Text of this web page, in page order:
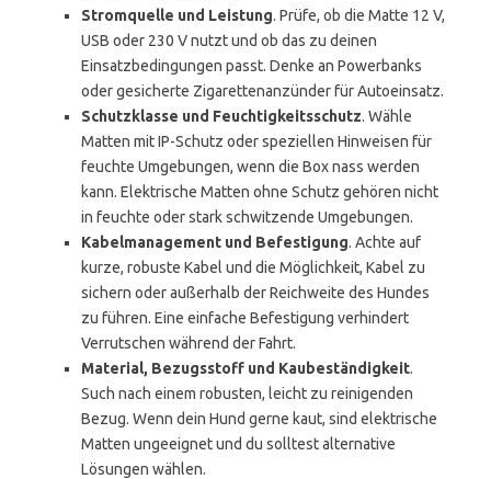
Stromquelle und Leistung. Prüfe, ob die Matte 12 V,
USB oder 230 V nutzt und ob das zu deinen
Einsatzbedingungen passt. Denke an Powerbanks
oder gesicherte Zigarettenanzünder für Autoeinsatz.
Schutzklasse und Feuchtigkeitsschutz. Wähle
Matten mit IP-Schutz oder speziellen Hinweisen für
feuchte Umgebungen, wenn die Box nass werden
kann. Elektrische Matten ohne Schutz gehören nicht
in feuchte oder stark schwitzende Umgebungen.
Kabelmanagement und Befestigung. Achte auf
kurze, robuste Kabel und die Möglichkeit, Kabel zu
sichern oder außerhalb der Reichweite des Hundes
zu führen. Eine einfache Befestigung verhindert
Verrutschen während der Fahrt.
Material, Bezugsstoff und Kaubeständigkeit.
Such nach einem robusten, leicht zu reinigenden
Bezug. Wenn dein Hund gerne kaut, sind elektrische
Matten ungeeignet und du solltest alternative
Lösungen wählen.